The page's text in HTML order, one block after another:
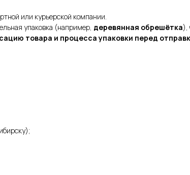
или курьерской компании.
упаковка (например, деревянная обрешётка),
товара и процесса упаковки перед